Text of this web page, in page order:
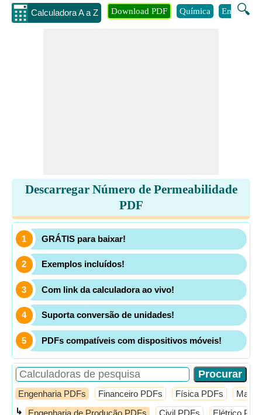
Calculadora A a Z 🔍
Download PDF Química
Descarregar Número de Permeabilidade
PDF
GRÁTIS para baixar!
Exemplos incluídos!
Com link da calculadora ao vivo!
Suporta conversão de unidades!
PDFs compatíveis com dispositivos móveis!
Engenharia PDFs Financeiro PDFs Física PDFs
↳ Engenharia de Produção PDFs Civil PDFs Elétrico